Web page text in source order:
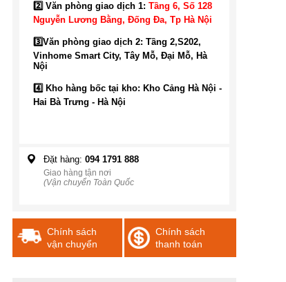
2️⃣ Văn phòng giao dịch 1: Tầng 6, Số 128
Nguyễn Lương Bằng, Đống Đa, Tp Hà Nội
3️⃣Văn phòng giao dịch 2: Tầng 2,S202,
Vinhome Smart City, Tây Mỗ, Đại Mỗ, Hà
Nội
4️⃣ Kho hàng bốc tại kho: Kho Cảng Hà Nội -
Hai Bà Trưng - Hà Nội
Đặt hàng: 094 1791 888
Giao hàng tận nơi
(Vận chuyển Toàn Quốc
Chính sách
vận chuyển
Chính sách
thanh toán